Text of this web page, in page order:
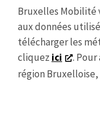
Bruxelles Mobilité
aux données
télécharger les
cliquez ici
.
région